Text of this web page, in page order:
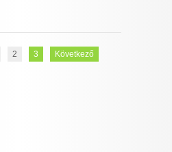
2 3
Következő